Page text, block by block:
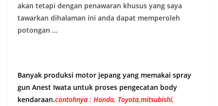
akan tetapi dengan penawaran khusus yang saya
tawarkan dihalaman ini anda dapat memperoleh
potongan …
Banyak produksi motor jepang yang memakai spray
gun Anest Iwata untuk proses pengecatan body
kendaraan.contohnya : Honda, Toyota,mitsubishi,